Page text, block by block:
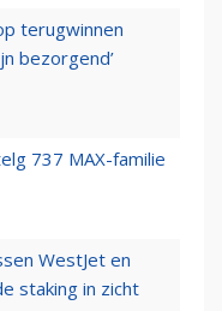
terugwinnen
bezorgend’
737 MAX-familie
WestJet en
staking in zicht